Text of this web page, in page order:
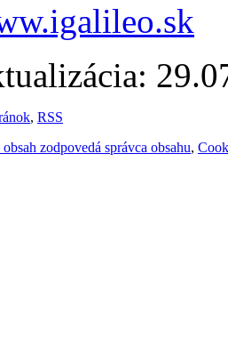
, RSS
obsah zodpovedá správca obsahu,